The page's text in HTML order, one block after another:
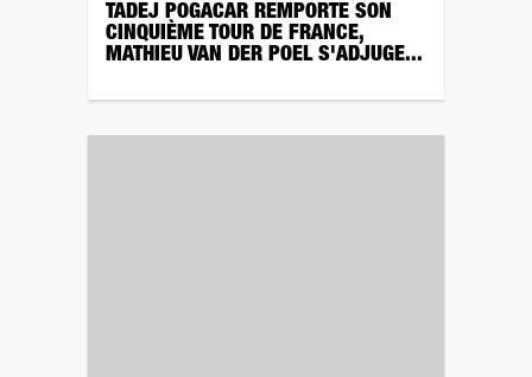
TADEJ POGACAR REMPORTE SON
CINQUIÈME TOUR DE FRANCE,
MATHIEU VAN DER POEL S'ADJUGE...